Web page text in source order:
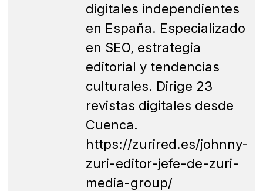
digitales independientes
en España. Especializado
en SEO, estrategia
editorial y tendencias
culturales. Dirige 23
revistas digitales desde
Cuenca.
https://zurired.es/johnny-
zuri-editor-jefe-de-zuri-
media-group/